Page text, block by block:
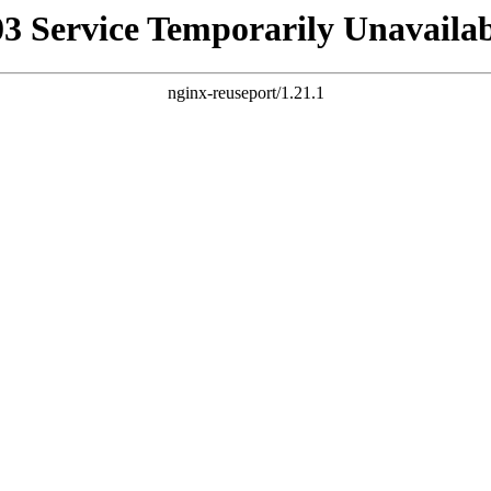
Service Temporarily
nginx-reuseport/1.21.1